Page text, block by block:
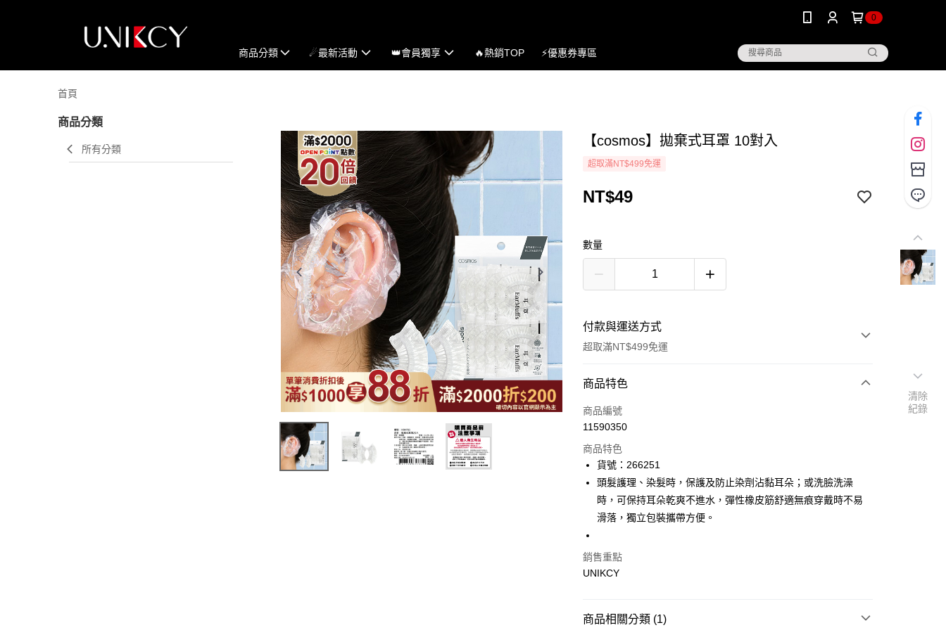
0
商品分類 ☄最新活動 👑會員獨享 🔥熱銷TOP ⚡優惠券專區
首頁
商品分類
所有分類
【cosmos】拋棄式耳罩 10對入
超取滿NT$499免運
NT$49
數量
付款與運送方式
超取滿NT$499免運
付款方式
icash Pay
超商取貨付款
LINE Pay
Apple Pay
街口支付
悠遊付
商品特色
商品編號
11590350
商品特色
貨號：266251
頭髮護理、染髮時，保護及防止染劑沾黏耳朵；或洗臉洗澡
時，可保持耳朵乾爽不進水，彈性橡皮筋舒適無痕穿戴時不易
滑落，獨立包裝攜帶方便。
銷售重點
UNIKCY
商品相關分類 (1)
清除
紀錄